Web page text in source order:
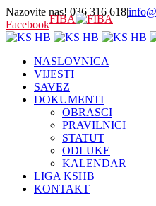
Nazovite nas! 036 316 618|
FacebookFIBA
NASLOVNICA
VIJESTI
SAVEZ
DOKUMENTI
OBRASCI
PRAVILNICI
STATUT
ODLUKE
KALENDAR
LIGA KSHB
KONTAKT